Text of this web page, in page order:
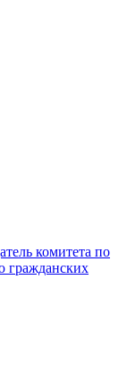
комитета по
гражданских